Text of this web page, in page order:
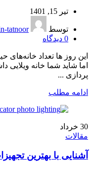
تیر 15, 1401
توسط
tatnoor
0 دیدگاه
این روز ها تعداد
اما شاید شما خانه ویلایی
پردازی ...
ادامه مطلب
30 خرداد
مقالات
آشنایی با بهترین